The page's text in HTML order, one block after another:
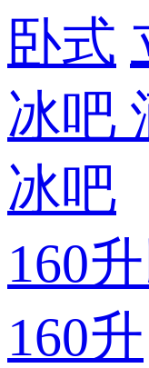
卧式
冰吧
冰吧
160
160升